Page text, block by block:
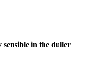
sensible in the duller